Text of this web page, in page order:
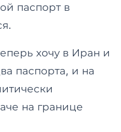
паспорт в
хочу в Иран и
паспорта, и на
на границе